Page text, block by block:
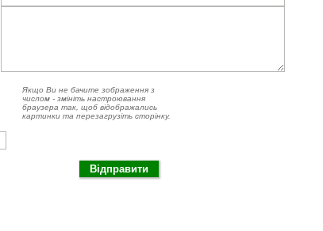
Якщо Ви не бачите зображення з
числом - змініть настроювання
браузера так, щоб відображались
картинки та перезагрузіть сторінку.